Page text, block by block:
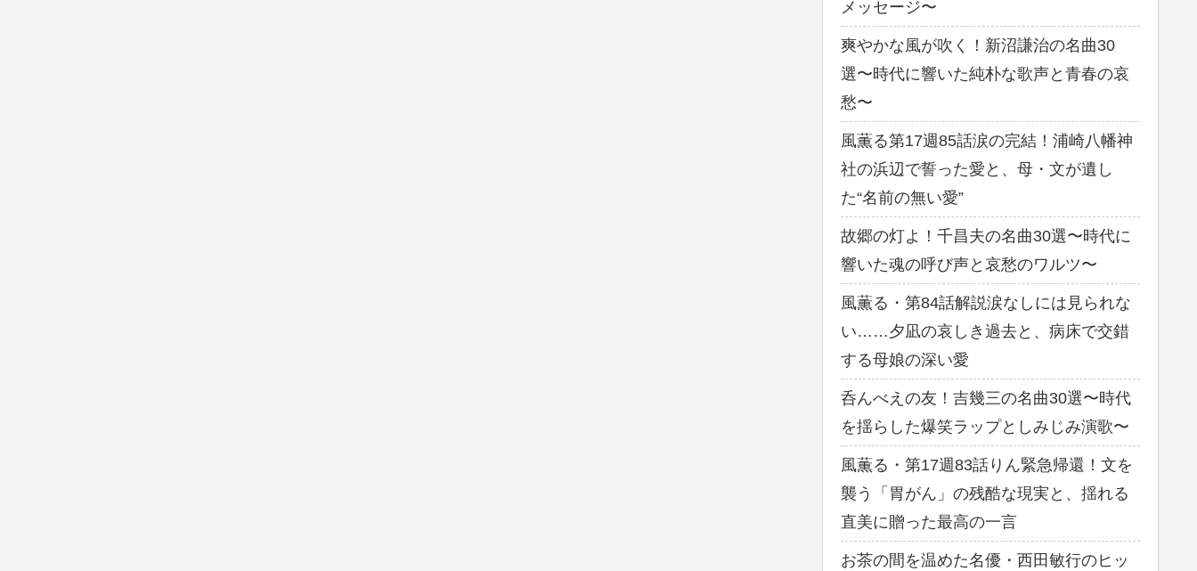
メッセージ〜
爽やかな風が吹く！新沼謙治の名曲30
選〜時代に響いた純朴な歌声と青春の哀
愁〜
風薫る第17週85話涙の完結！浦崎八幡神
社の浜辺で誓った愛と、母・文が遺し
た“名前の無い愛”
故郷の灯よ！千昌夫の名曲30選〜時代に
響いた魂の呼び声と哀愁のワルツ〜
風薫る・第84話解説涙なしには見られな
い……夕凪の哀しき過去と、病床で交錯
する母娘の深い愛
呑んべえの友！吉幾三の名曲30選〜時代
を揺らした爆笑ラップとしみじみ演歌〜
風薫る・第17週83話りん緊急帰還！文を
襲う「胃がん」の残酷な現実と、揺れる
直美に贈った最高の一言
お茶の間を温めた名優・西田敏行のヒッ